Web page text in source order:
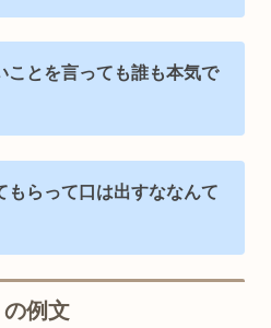
ことを言っても誰も本気で
もらって口は出すななんて
の例文